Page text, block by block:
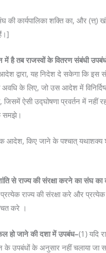
कार्यपालिका शक्ति का, और (त्त्)
है तब राजस्वों के वितरण संबंधी
, आदेश द्वारा, यह निदेश दे सकेगा कि
के लिए, जो उस आदेश में
जिसमें ऐसी उद्घोषणा प्रवर्तन में नहीं
समझे।
आदेश, किए जाने के पश्चात्
से राज्य की संरक्षा करने का संघ का
राज्य की संरक्षा करे और
करे ।
हो जाने की दशा में उपबंध–(1) यदि
के अनुसार नहीं चलाया जा